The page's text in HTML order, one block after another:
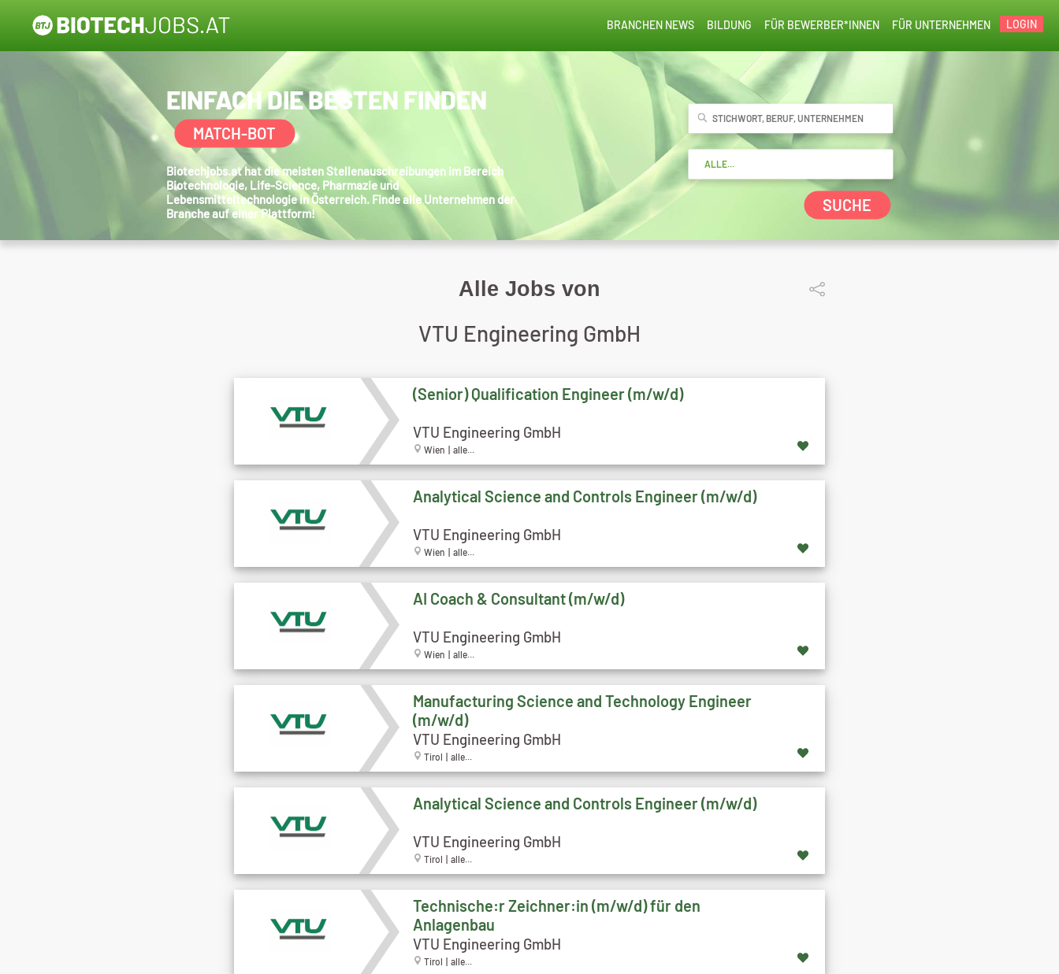
LOGIN
FÜR UNTERNEHMEN
FÜR BEWERBER*INNEN
BILDUNG
BRANCHEN NEWS
EINFACH DIE BESTEN FINDEN
MATCH-BOT
Biotechjobs.at hat die meisten Stellenauschreibungen im Bereich
Biotechnologie, Life-Science, Pharmazie und
Lebensmitteltechnologie in Österreich. Finde alle Unternehmen der
Branche auf einer Plattform!
SUCHE
Alle Jobs von
VTU Engineering GmbH
(Senior) Qualification Engineer (m/w/d)
VTU Engineering GmbH
Wien | alle...
Analytical Science and Controls Engineer (m/w/d)
VTU Engineering GmbH
Wien | alle...
AI Coach & Consultant (m/w/d)
VTU Engineering GmbH
Wien | alle...
Manufacturing Science and Technology Engineer
(m/w/d)
VTU Engineering GmbH
Tirol | alle...
Analytical Science and Controls Engineer (m/w/d)
VTU Engineering GmbH
Tirol | alle...
Technische:r Zeichner:in (m/w/d) für den
Anlagenbau
VTU Engineering GmbH
Tirol | alle...